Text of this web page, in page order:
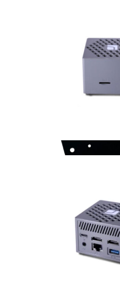
VESA Halterung
Universal-Halterung zur